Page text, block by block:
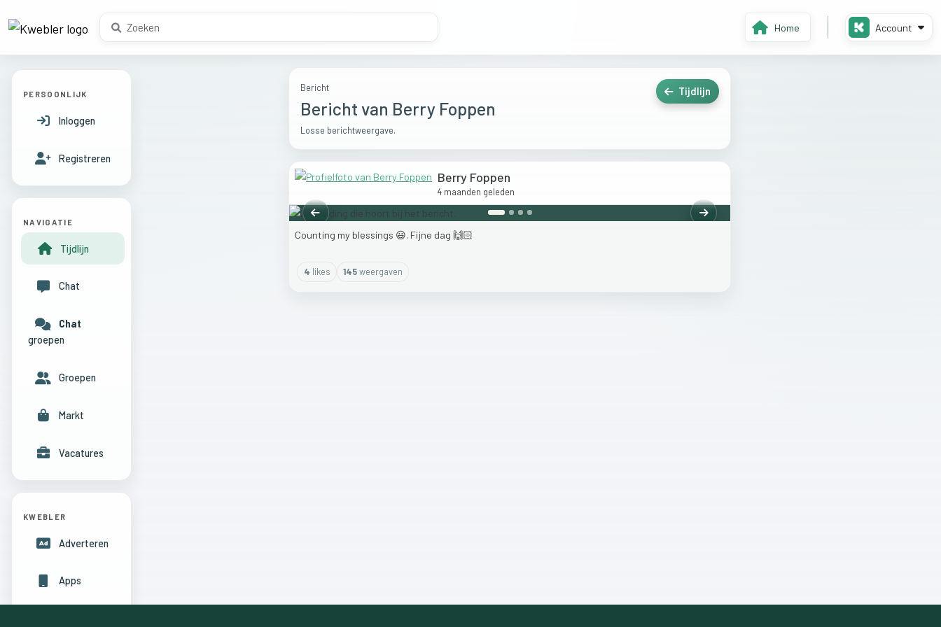
Home Account
Bericht
Bericht van Berry Foppen
Losse berichtweergave.
Tijdlijn
Berry Foppen
4 maanden geleden
Vorige
Volgende
Counting my blessings 😃. Fijne dag 🙌🏻
4 likes 145weergaven
PERSOONLIJK
Inloggen
Registreren
NAVIGATIE
Tijdlijn
Chat
Chat
groepen
Groepen
Markt
Vacatures
KWEBLER
Adverteren
Apps